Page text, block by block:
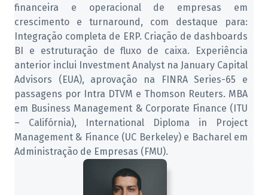
financeira e operacional de empresas em
crescimento e turnaround, com destaque para:
Integração completa de ERP. Criação de dashboards
BI e estruturação de fluxo de caixa. Experiência
anterior inclui Investment Analyst na January Capital
Advisors (EUA), aprovação na FINRA Series-65 e
passagens por Intra DTVM e Thomson Reuters. MBA
em Business Management & Corporate Finance (ITU
– Califórnia), International Diploma in Project
Management & Finance (UC Berkeley) e Bacharel em
Administração de Empresas (FMU).